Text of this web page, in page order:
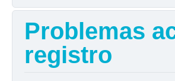
Problemas
registro